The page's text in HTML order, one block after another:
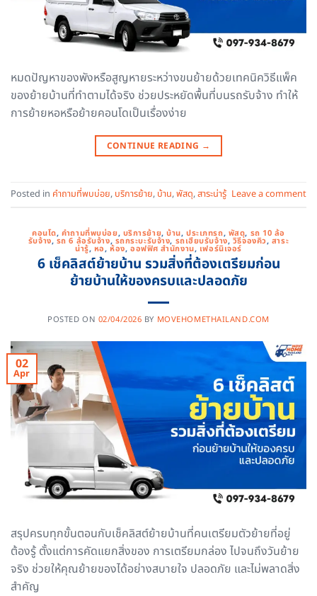
หมดปัญหาของพังหรือสูญหายระหว่างขนย้ายด้วยเทคนิควิธีแพ็ค
ของย้ายบ้านที่ทำตามได้จริง ช่วยประหยัดพื้นที่บนรถรับจ้าง ทำให้
การย้ายหอหรือย้ายคอนโดเป็นเรื่องง่าย
CONTINUE READING →
Posted in คำถามที่พบบ่อย, บริการย้าย, บ้าน,พัสดุ,สาระน่ารู้ Leave a comment
คอนโด, คำถามที่พบบ่อย, บริการย้าย,บ้าน,ประเภทรถ, พัสดุ, รถ 10 ล้อ
รับจ้าง, รถ 6 ล้อรับจ้าง, รถกระบะรับจ้าง, รถเฮียบรับจ้าง, วิธีจองคิว, สาระ
น่ารู้, หอ, ห้อง, ออฟฟิศ สำนักงาน, เฟอร์นิเจอร์
6 เช็คลิสต์ย้ายบ้าน รวมสิ่งที่ต้องเตรียมก่อน
ย้ายบ้านให้ของครบและปลอดภัย
POSTED ON 02/04/2026 BY MOVEHOMETHAILAND.COM
02
Apr
สรุปครบทุกขั้นตอนกับเช็คลิสต์ย้ายบ้านที่คนเตรียมตัวย้ายที่อยู่
ต้องรู้ ตั้งแต่การคัดแยกสิ่งของ การเตรียมกล่อง ไปจนถึงวันย้าย
จริง ช่วยให้คุณย้ายของได้อย่างสบายใจ ปลอดภัย และไม่พลาดสิ่ง
สำคัญ